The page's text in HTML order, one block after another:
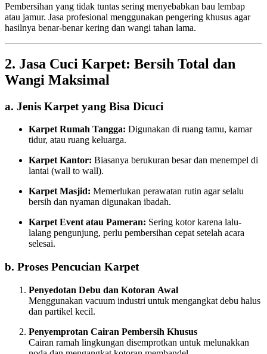
Pembersihan yang tidak tuntas sering menyebabkan bau lembap
atau jamur. Jasa profesional menggunakan pengering khusus agar
hasilnya benar-benar kering dan wangi tahan lama.
2. Jasa Cuci Karpet: Bersih Total dan
Wangi Maksimal
a. Jenis Karpet yang Bisa Dicuci
Karpet Rumah Tangga: Digunakan di ruang tamu, kamar
tidur, atau ruang keluarga.
Karpet Kantor: Biasanya berukuran besar dan menempel di
lantai (wall to wall).
Karpet Masjid: Memerlukan perawatan rutin agar selalu
bersih dan nyaman digunakan ibadah.
Karpet Event atau Pameran: Sering kotor karena lalu-
lalang pengunjung, perlu pembersihan cepat setelah acara
selesai.
b. Proses Pencucian Karpet
Penyedotan Debu dan Kotoran Awal
Menggunakan vacuum industri untuk mengangkat debu halus
dan partikel kecil.
Penyemprotan Cairan Pembersih Khusus
Cairan ramah lingkungan disemprotkan untuk melunakkan